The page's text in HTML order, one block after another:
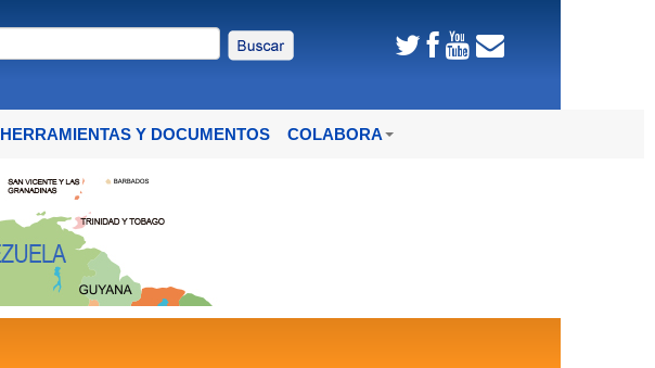
HERRAMIENTAS Y DOCUMENTOS COLABORA